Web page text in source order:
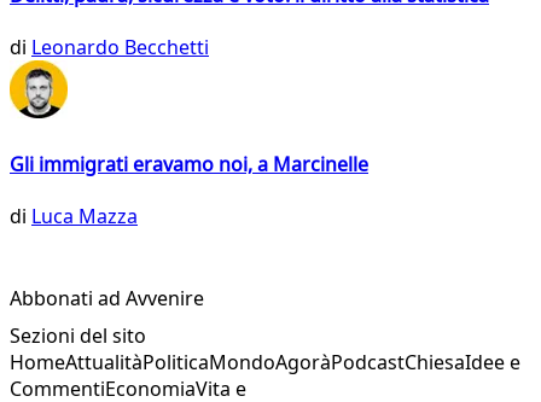
di Leonardo Becchetti
Gli immigrati eravamo noi, a Marcinelle
di Luca Mazza
Abbonati ad Avvenire
Sezioni del sito
HomeAttualitàPoliticaMondoAgoràPodcastChiesaIdee e
CommentiEconomiaVita e